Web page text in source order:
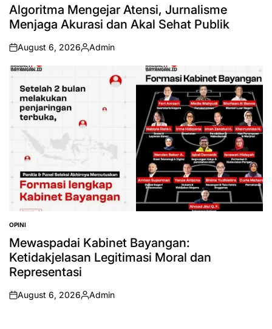
IN
Algoritma Mengejar Atensi, Jurnalisme
Menjaga Akurasi dan Akal Sehat Publik
on
August 6, 2026
Posted
Admin
POSTED
IN
OPINI
Mewaspadai Kabinet Bayangan:
Ketidakjelasan Legitimasi Moral dan
Representasi
on
August 6, 2026
Posted
Admin